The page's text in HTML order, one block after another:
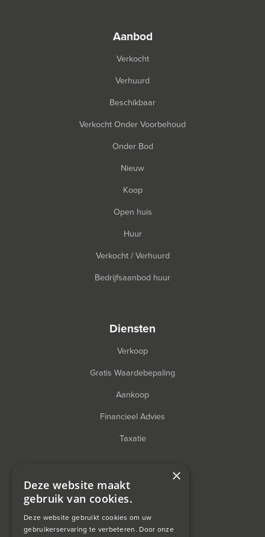
aanbod
Verkocht
Verhuurd
Beschikbaar
Verkocht Onder Voorbehoud
Onder Bod
Nieuw
Koop
Open huis
Huur
Verkocht / Verhuurd
Bedrijfsaanbod huur
diensten
Verkoop
Gratis Waardebepaling
Aankoop
Financieel Advies
Taxatie
over ons
×
Deze website maakt
gebruik van cookies.
Deze website gebruikt cookies om uw
gebruikerservaring te verbeteren. Door onze